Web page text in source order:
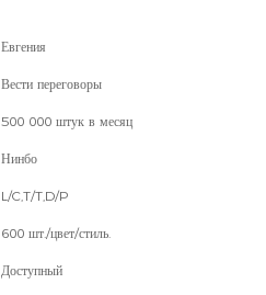
Евгения
Вести переговоры
500 000 штук в месяц
Нинбо
L/C,T/T,D/P
600 шт./цвет/стиль.
Доступный